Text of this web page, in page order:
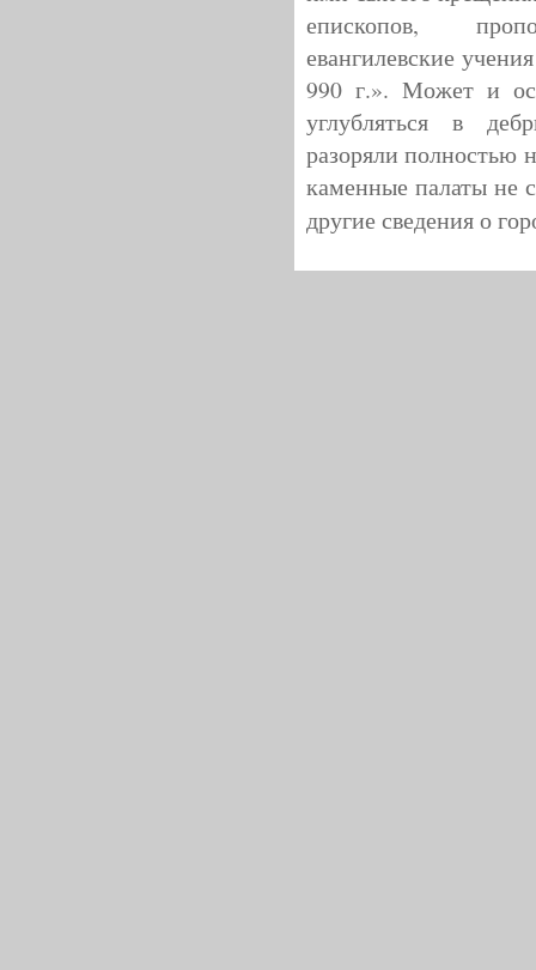
епископов,
евангилевские
990 г.». Может и
углубляться в
разоряли полностью
каменные палаты не
другие сведения о